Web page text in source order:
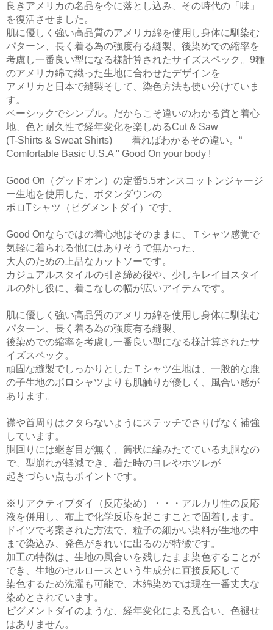
良きアメリカの名品を今に落とし込み、その時代の「味」
を復活させました。
肌に優しく強い高品質のアメリカ綿を使用し身体に馴染む
パターン、長く着る為の強度有る縫製、後染めでの縮率を
考慮し一番良い型になる様計算されたサイズスペック。9種
のアメリカ綿で織った生地に合わせたデザインを
アメリカと日本で縫製そして、染色方法も使い分けていま
す。
ベーシックでシンプル。だからこそ違いのわかる質と着心
地、色と耐久性で経年変化を楽しめるCut & Saw
(T-Shirts & Sweat Shirts) 着ればわかるその違い。“
Comfortable Basic U.S.A " Good On your body !
Good On（グッドオン）の定番5.5オンスコットンジャージ
ー生地を使用した、ボタンダウンの
ポロTシャツ（ピグメントダイ）です。
Good Onならではの着心地はそのままに、Ｔシャツ感覚で
気軽に着られる他にはありそうで無かった、
大人のための上品なカットソーです。
カジュアルスタイルの引き締め役や、少しキレイ目スタイ
ルの外し役に、着こなしの幅が広いアイテムです。
肌に優しく強い高品質のアメリカ綿を使用し身体に馴染む
パターン、長く着る為の強度有る縫製、
後染めでの縮率を考慮し一番良い型になる様計算されたサ
イズスペック。
頑固な縫製でしっかりとしたＴシャツ生地は、一般的な鹿
の子生地のポロシャツよりも肌触りが優しく、風合い感が
あります。
襟や首周りはクタらないようにステッチでさりげなく補強
しています。
胴回りには継ぎ目が無く、筒状に編みたてている丸胴なの
で、型崩れが軽減でき、着た時のヨレやホツレが
起きづらい点もポイントです。
※リアクティブダイ（反応染め）・・・アルカリ性の反応
液を併用し、布上で化学反応を起こすことで固着します。
ドイツで考案された方法で、粒子の細かい染料が生地の中
まで染込み、発色がきれいに出るのが特徴です。
加工の特徴は、生地の風合いを残したまま染色することが
でき、生地のセルロースという生成分に直接反応して
染色するため洗濯も可能で、木綿染めでは現在一番丈夫な
染めとされています。
ピグメントダイのような、経年変化による風合い、色褪せ
はありません。